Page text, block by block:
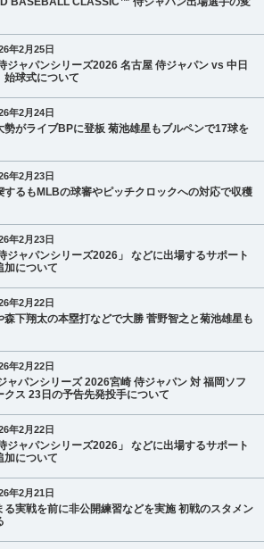
年2月25日
ジャパンシリーズ2026 名古屋 侍ジャパン vs 中日
始球式について
年2月24日
勢がライブBPに登板 菊池雄星もブルペンで17球を
年2月23日
するもMLBの球審やピッチクロックへの対応で収穫
年2月23日
ジャパンシリーズ2026」 などに出場するサポート
加について
年2月22日
森下翔太の本塁打などで大勝 菅野智之と菊池雄星も
年2月22日
ャパンシリーズ 2026宮崎 侍ジャパン 対 福岡ソフ
クス 23日の予告先発投手について
年2月22日
ジャパンシリーズ2026」 などに出場するサポート
加について
年2月21日
る実戦を前に非公開練習などを実施 初戦のスタメン